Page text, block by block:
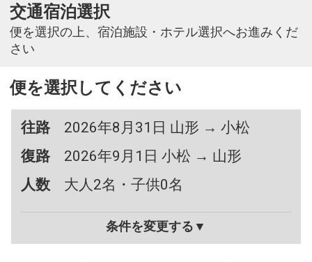
交通宿泊選択
便を選択の上、宿泊施設・ホテル選択へお進みくだ
さい
便を選択してください
往路
2026年8月31日 山形 → 小松
復路
2026年9月1日 小松 → 山形
人数
大人2名・子供0名
条件を変更する▼